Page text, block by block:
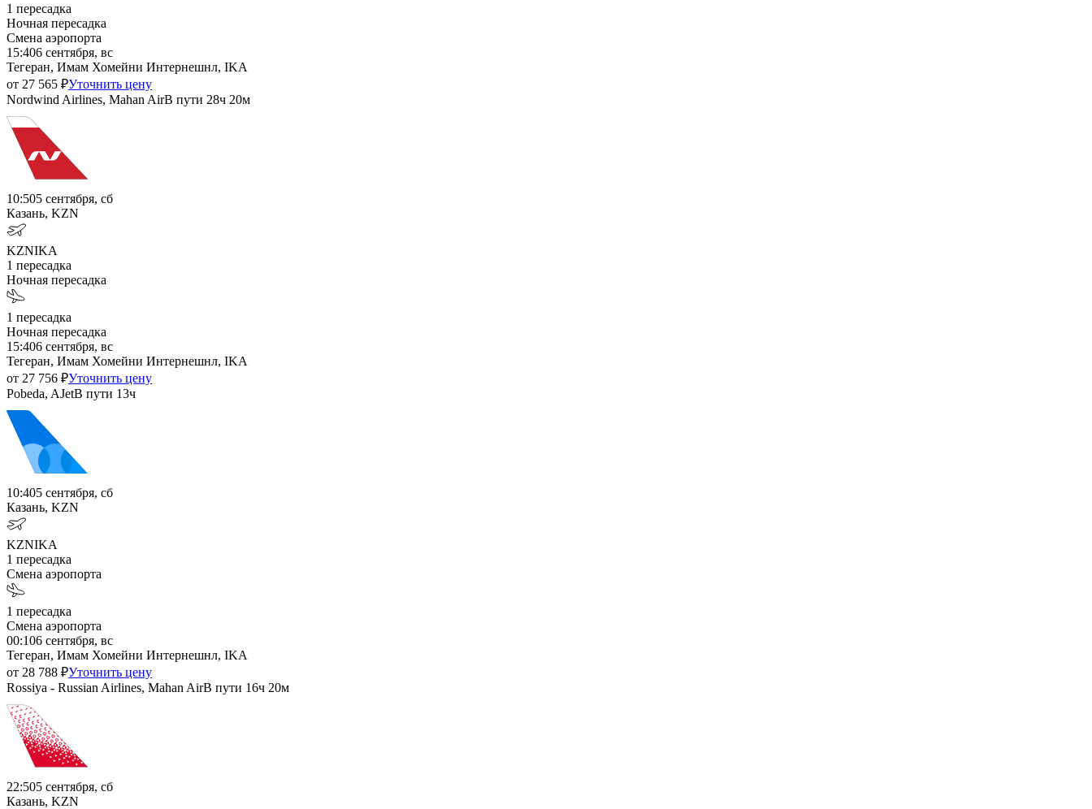
1 пересадка
Ночная пересадка
Смена аэропорта
15:406 сентября, вс
Тегеран, Имам Хомейни Интернешнл, IKA
от 27 565 ₽Уточнить цену
Nordwind Airlines, Mahan AirВ пути 28ч 20м
10:505 сентября, сб
Казань, KZN
KZNIKA
1 пересадка
Ночная пересадка
1 пересадка
Ночная пересадка
15:406 сентября, вс
Тегеран, Имам Хомейни Интернешнл, IKA
от 27 756 ₽Уточнить цену
Pobeda, AJetВ пути 13ч
10:405 сентября, сб
Казань, KZN
KZNIKA
1 пересадка
Смена аэропорта
1 пересадка
Смена аэропорта
00:106 сентября, вс
Тегеран, Имам Хомейни Интернешнл, IKA
от 28 788 ₽Уточнить цену
Rossiya - Russian Airlines, Mahan AirВ пути 16ч 20м
22:505 сентября, сб
Казань, KZN